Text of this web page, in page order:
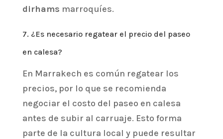
dirhams marroquíes.
7. ¿Es necesario regatear el precio del paseo
en calesa?
En Marrakech es común regatear los
precios, por lo que se recomienda
negociar el costo del paseo en calesa
antes de subir al carruaje. Esto forma
parte de la cultura local y puede resultar